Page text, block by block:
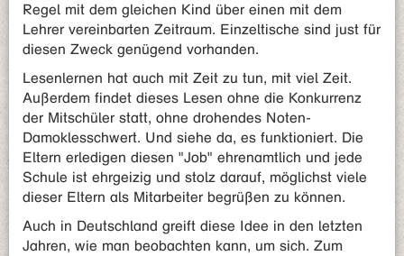
Regel mit dem gleichen Kind über einen mit dem
Lehrer vereinbarten Zeitraum. Einzeltische sind just für
diesen Zweck genügend vorhanden.
Lesenlernen hat auch mit Zeit zu tun, mit viel Zeit.
Außerdem findet dieses Lesen ohne die Konkurrenz
der Mitschüler statt, ohne drohendes Noten-
Damoklesschwert. Und siehe da, es funktioniert. Die
Eltern erledigen diesen "Job" ehrenamtlich und jede
Schule ist ehrgeizig und stolz darauf, möglichst viele
dieser Eltern als Mitarbeiter begrüßen zu können.
Auch in Deutschland greift diese Idee in den letzten
Jahren, wie man beobachten kann, um sich. Zum